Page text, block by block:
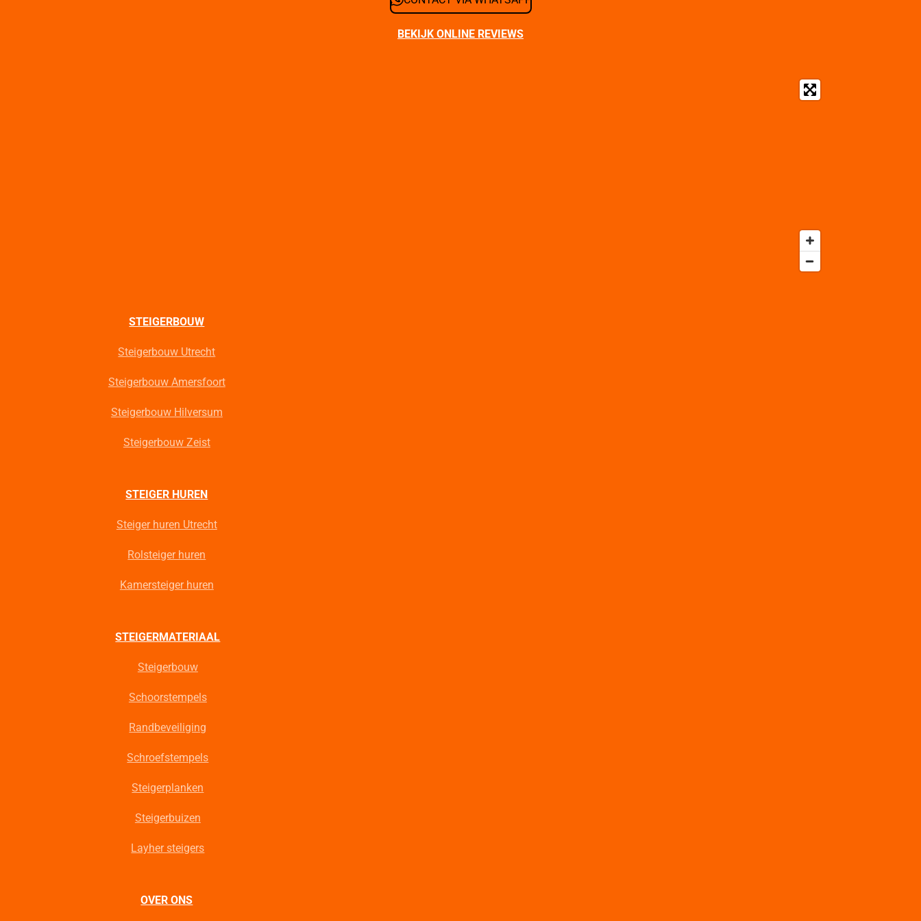
BEKIJK ONLINE REVIEWS
STEIGERBOUW
Steigerbouw Utrecht
Steigerbouw Amersfoort
Steigerbouw Hilversum
Steigerbouw Zeist
STEIGER HUREN
Steiger huren Utrecht
Rolsteiger huren
Kamersteiger huren
STEIGERMATERIAAL
Steigerbouw
Schoorstempels
Randbeveiliging
Schroefstempels
Steigerplanken
Steigerbuizen
Layher steigers
OVER ONS